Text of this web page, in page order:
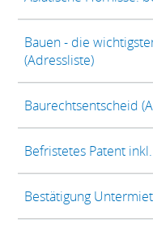
Bauen - die
(Adressliste)
Baurechtsentscheid
Befristetes Patent
Bestätigung